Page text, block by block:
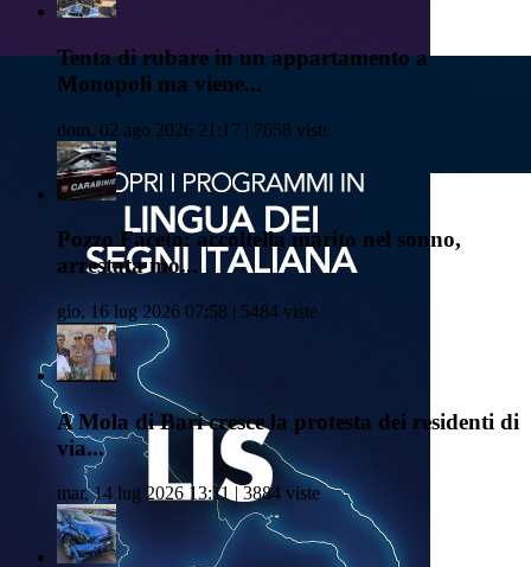
Tenta di rubare in un appartamento a
Monopoli ma viene...
dom, 02 ago 2026 21:17 | 7658 viste
Pozzo Faceto: accoltella marito nel sonno,
arrestata mo...
gio, 16 lug 2026 07:58 | 5484 viste
A Mola di Bari cresce la protesta dei residenti di
via...
mar, 14 lug 2026 13:11 | 3884 viste